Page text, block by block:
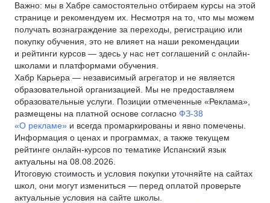
Важно: мы в Хабре самостоятельно отбираем курсы на этой
странице и рекомендуем их. Несмотря на то, что мы можем
получать вознаграждение за переходы, регистрацию или
покупку обучения, это не влияет на наши рекомендации
и рейтинги курсов — здесь у нас нет соглашений с онлайн-
школами и платформами обучения.
Хабр Карьера — независимый агрегатор и не является
образовательной организацией. Мы не предоставляем
образовательные услуги. Позиции отмеченные «Реклама»,
размещены на платной основе согласно ФЗ-38
«О рекламе» и всегда промаркированы и явно помечены.
Информация о ценах и программах, а также текущем
рейтинге онлайн-курсов по тематике Испанский язык
актуальны на 08.08.2026.
Итоговую стоимость и условия покупки уточняйте на сайтах
школ, они могут измениться — перед оплатой проверьте
актуальные условия на сайте школы.